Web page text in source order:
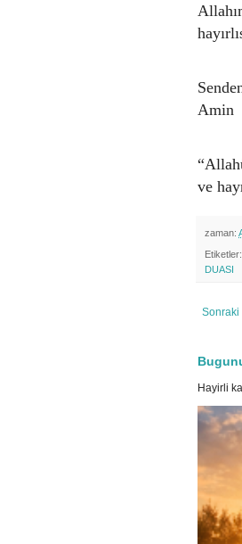
Amin
ve
zaman:
Etiketler:
DUASI
Sonraki
Hayirli